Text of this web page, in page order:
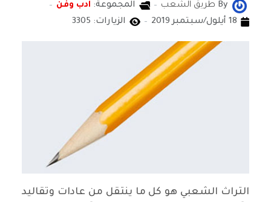
By طريق الشعب المجموعة: ادب وفن
18 أيلول/سبتمبر 2019
الزيارات: 3305
التراث الشعبي هو كل ما ينتقل من عادات وتقاليد